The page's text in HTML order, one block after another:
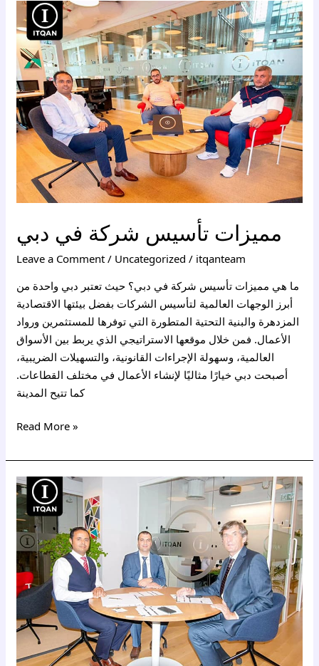
مميزات تأسيس شركة في دبي
Leave a Comment / Uncategorized / itqanteam
ما هي مميزات تأسيس شركة في دبي؟ حيث تعتبر دبي واحدة من
أبرز الوجهات العالمية لتأسيس الشركات بفضل بيئتها الاقتصادية
المزدهرة والبنية التحتية المتطورة التي توفرها للمستثمرين ورواد
الأعمال. فمن خلال موقعها الاستراتيجي الذي يربط بين الأسواق
العالمية، وسهولة الإجراءات القانونية، والتسهيلات الضريبية،
أصبحت دبي خيارًا مثاليًا لإنشاء الأعمال في مختلف القطاعات.
كما تتيح المدينة
مميزات
تأسيس
شركة
في
دبي
Read More »
تكلفة
تأسيس
شركة
في
دبي
للسعوديين